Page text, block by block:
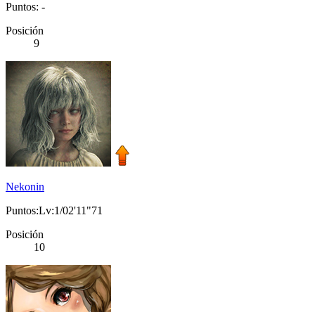
Puntos: -
Posición
9
Nekonin
Puntos:Lv:1/02'11"71
Posición
10